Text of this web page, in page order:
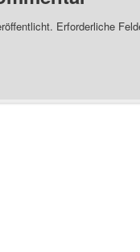
Erforderliche